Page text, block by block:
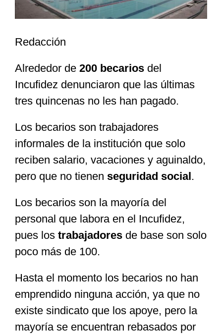
Opinión
Nosotros
Redacción
Alrededor de 200 becarios del
Incufidez denunciaron que las últimas
tres quincenas no les han pagado.
Los becarios son trabajadores
informales de la institución que solo
reciben salario, vacaciones y aguinaldo,
pero que no tienen seguridad social.
Los becarios son la mayoría del
personal que labora en el Incufidez,
pues los trabajadores de base son solo
poco más de 100.
Hasta el momento los becarios no han
emprendido ninguna acción, ya que no
existe sindicato que los apoye, pero la
mayoría se encuentran rebasados por